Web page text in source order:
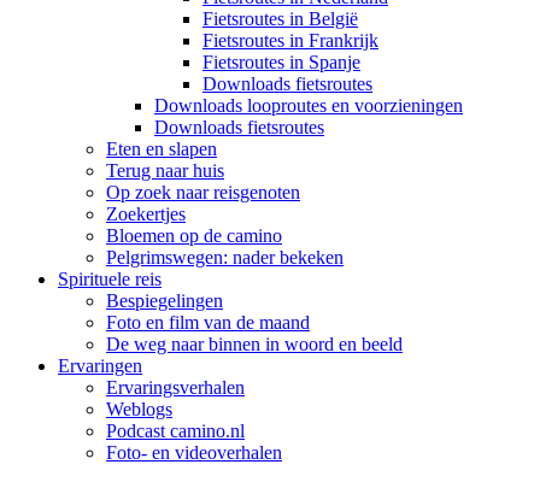
Fietsroutes in België
Fietsroutes in Frankrijk
Fietsroutes in Spanje
Downloads fietsroutes
Downloads looproutes en voorzieningen
Downloads fietsroutes
Eten en slapen
Terug naar huis
Op zoek naar reisgenoten
Zoekertjes
Bloemen op de camino
Pelgrimswegen: nader bekeken
Spirituele reis
Bespiegelingen
Foto en film van de maand
De weg naar binnen in woord en beeld
Ervaringen
Ervaringsverhalen
Weblogs
Podcast camino.nl
Foto- en videoverhalen